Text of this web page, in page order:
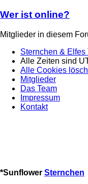
Wer ist online?
Mitglieder in diesem
Sternchen &
Alle Zeiten sind
Alle Cookies
Mitglieder
Das Team
Impressum
Kontakt
*Sunflower Sternchen